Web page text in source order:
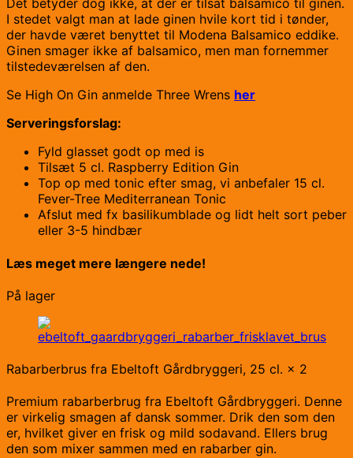
Det betyder dog ikke, at der er tilsat balsamico til ginen.
I stedet valgt man at lade ginen hvile kort tid i tønder,
der havde været benyttet til Modena Balsamico eddike.
Ginen smager ikke af balsamico, men man fornemmer
tilstedeværelsen af den.
Se High On Gin anmelde Three Wrens her
Serveringsforslag:
Fyld glasset godt op med is
Tilsæt 5 cl. Raspberry Edition Gin
Top op med tonic efter smag, vi anbefaler 15 cl.
Fever-Tree Mediterranean Tonic
Afslut med fx basilikumblade og lidt helt sort peber
eller 3-5 hindbær
Læs meget mere længere nede!
På lager
Rabarberbrus fra Ebeltoft Gårdbryggeri, 25 cl. × 2
Premium rabarberbrug fra Ebeltoft Gårdbryggeri. Denne
er virkelig smagen af dansk sommer. Drik den som den
er, hvilket giver en frisk og mild sodavand. Ellers brug
den som mixer sammen med en rabarber gin.